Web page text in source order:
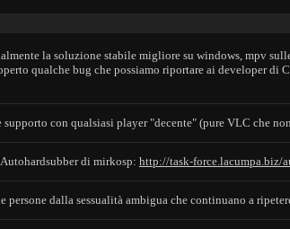
la soluzione stabile migliore su windows, mpv
qualche bug che possiamo riportare ai developer
con qualsiasi player "decente" (pure VLC che non
di mirkosp: http://task-force.lacumpa.biz/
dalla sessualità ambigua che continuano a ripetere